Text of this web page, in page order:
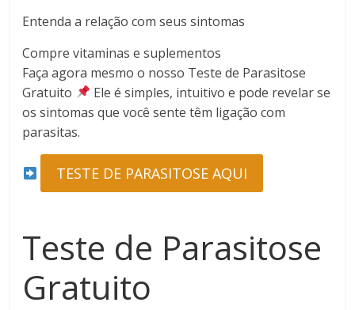
Entenda a relação com seus sintomas
Compre vitaminas e suplementos
Faça agora mesmo o nosso Teste de Parasitose
Gratuito
Ele é simples, intuitivo e pode revelar se
os sintomas que você sente têm ligação com
parasitas.
TESTE DE PARASITOSE AQUI
Teste de Parasitose
Gratuito